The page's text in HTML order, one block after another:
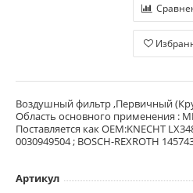
Воздушный фильтр ,Первичный
Область основного применения :
Поставляется как OEM:KNECHT
0030949504 ; BOSCH-REXROTH
Артикул